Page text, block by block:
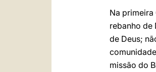
Na
rebanho de
de Deus;
missão do